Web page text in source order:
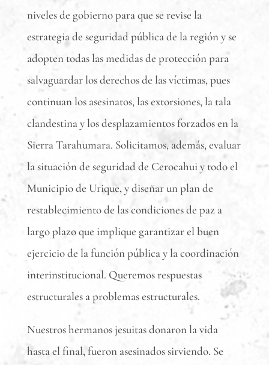
niveles de gobierno para que se revise la
estrategia de seguridad pública de la región y se
adopten todas las medidas de protección para
salvaguardar los derechos de las víctimas, pues
continuan los asesinatos, las extorsiones, la tala
clandestina y los desplazamientos forzados en la
Sierra Tarahumara. Solicitamos, además, evaluar
la situación de seguridad de Cerocahui y todo el
Municipio de Urique, y diseñar un plan de
restablecimiento de las condiciones de paz a
largo plazo que implique garantizar el buen
ejercicio de la función pública y la coordinación
interinstitucional. Queremos respuestas
estructurales a problemas estructurales.
Nuestros hermanos jesuitas donaron la vida
hasta el final, fueron asesinados sirviendo. Se